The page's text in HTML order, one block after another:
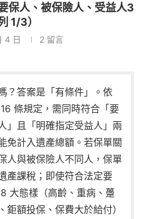
保人、被保險人、受益人3
1/3）
4 日 2 留言
？答案是「有條件」。依
條規定，需同時符合「要
」且「明確指定受益人」兩
免計入遺產總額。若保單關
人與被保險人不同人，保單
產課稅；即使符合法定要
大態樣（高齡、重病、躉
額投保、保費大於給付）